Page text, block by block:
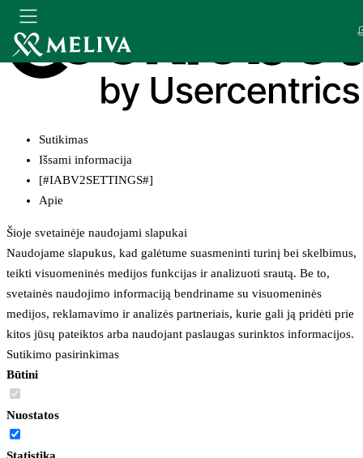
Sutikimas
Išsami informacija
[#IABV2SETTINGS#]
Apie
Šioje svetainėje naudojami slapukai
Naudojame slapukus, kad galėtume suasmeninti turinį bei skelbimus,
teikti visuomeninės medijos funkcijas ir analizuoti srautą. Be to,
svetainės naudojimo informaciją bendriname su visuomeninės
medijos, reklamavimo ir analizės partneriais, kurie gali ją pridėti prie
kitos jūsų pateiktos arba naudojant paslaugas surinktos informacijos.
Sutikimo pasirinkimas
Būtini
Nuostatos
Statistika